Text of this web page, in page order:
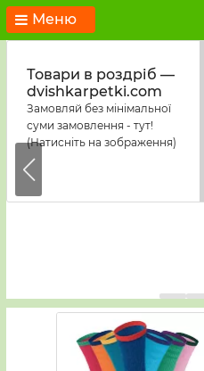
Меню
Товари в роздріб —
dvishkarpetki.com
Замовляй без мінімальної
суми замовлення - тут!
(Натисніть на зображення)